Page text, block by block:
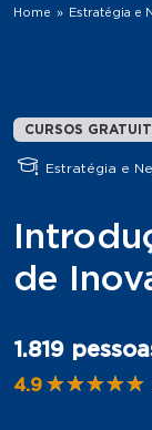
Você
Home » Estratégia e
CURSOS
Estratégia e
de
1.819
4.9 ★★★★★
★★★★★